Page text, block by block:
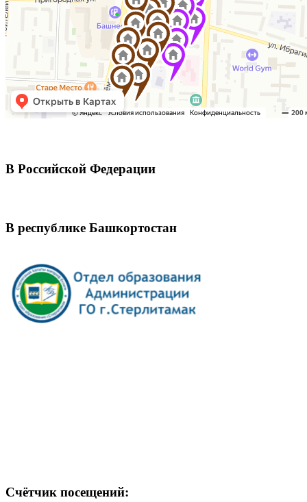
В Российской Федерации
В республике Башкортостан
Счётчик посещений: